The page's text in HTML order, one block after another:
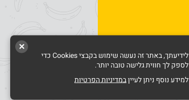
×
לידיעתך, באתר זה נעשה שימוש בקבצי Cookies כדי
לספק לך חווית גלישה טובה יותר.
למידע נוסף ניתן לעייןבמדיניות הפרטיות